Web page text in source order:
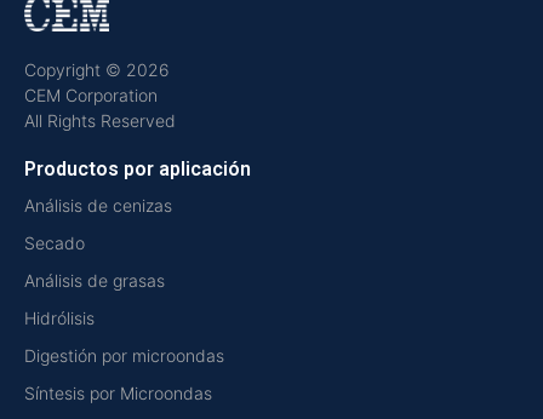
Copyright © 2026
CEM Corporation
All Rights Reserved
Productos por aplicación
Análisis de cenizas
Secado
Análisis de grasas
Hidrólisis
Digestión por microondas
Síntesis por Microondas